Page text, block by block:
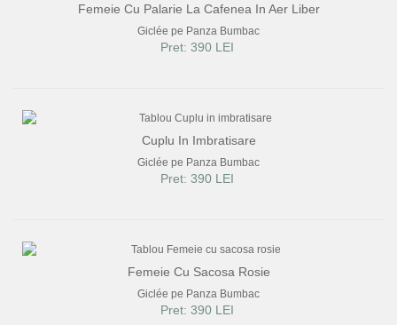
Femeie Cu Palarie La Cafenea In Aer Liber
Giclée pe Panza Bumbac
Pret: 390 LEI
Cuplu In Imbratisare
Giclée pe Panza Bumbac
Pret: 390 LEI
Femeie Cu Sacosa Rosie
Giclée pe Panza Bumbac
Pret: 390 LEI